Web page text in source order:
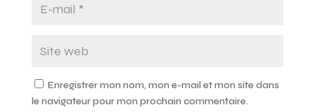
Enregistrer mon nom, mon e-mail et mon site dans
le navigateur pour mon prochain commentaire.